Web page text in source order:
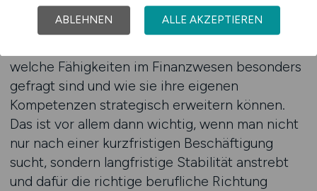
verschiedener Tätigkeitsfelder miteinander
vergleichbar macht. Dadurch gewinnen
welche Fähigkeiten im Finanzwesen besonders
gefragt sind und wie sie ihre eigenen
Kompetenzen strategisch erweitern können.
Das ist vor allem dann wichtig, wenn man nicht
nur nach einer kurzfristigen Beschäftigung
sucht, sondern langfristige Stabilität anstrebt
und dafür die richtige berufliche Richtung
ABLEHNEN ALLE AKZEPTIEREN